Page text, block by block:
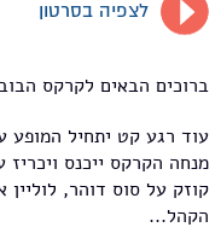
לצפיה בסרטון
ברוכים הבאים לקרקס
עוד רגע קט יתחיל המופע
מנחה הקרקס ייכנס
קוזק על סוס דוהר,
הקהל...